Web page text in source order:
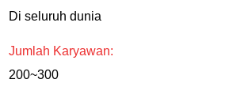
Di seluruh dunia
Jumlah Karyawan:
200~300